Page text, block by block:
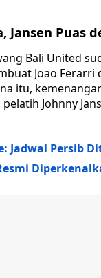
Jansen Puas
Bali United
Joao
itu,
Johnny
Jadwal Persib